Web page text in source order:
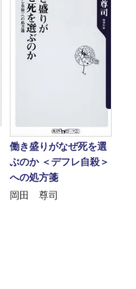
働き盛りがなぜ死を選
ぶのか ＜デフレ自殺＞
への処方箋
岡田 尊司